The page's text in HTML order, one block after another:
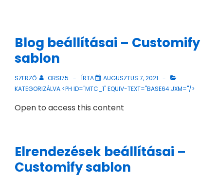
Blog beállításai – Customify
sablon
SZERZŐ: ORSI75 ÍRTA
AUGUSZTUS 7, 2021
KATEGORIZÁLVA <PH ID="MTC_1" EQUIV-TEXT="BASE64:JXM="/>
Open to access this content
Elrendezések beállításai –
Customify sablon